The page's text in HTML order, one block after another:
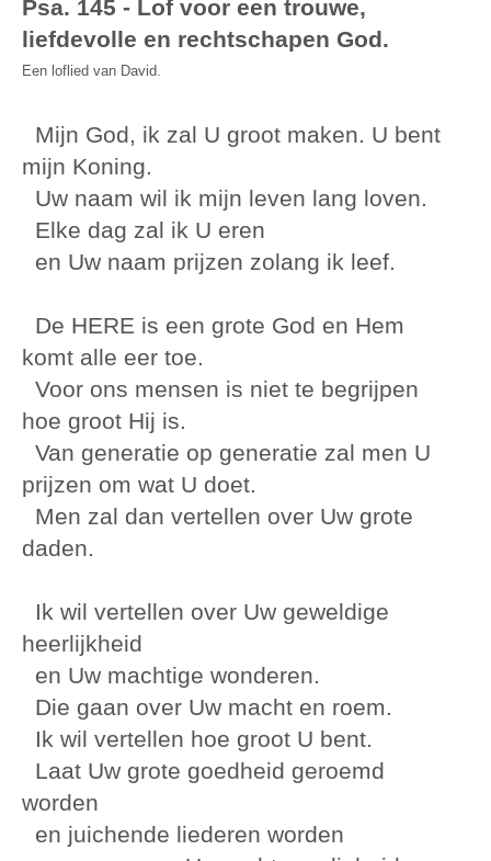
Psa. 145 - Lof voor een trouwe,
liefdevolle en rechtschapen God.
Een loflied van David.
Mijn God, ik zal U groot maken. U bent
mijn Koning.
Uw naam wil ik mijn leven lang loven.
Elke dag zal ik U eren
en Uw naam prijzen zolang ik leef.
De HERE is een grote God en Hem
komt alle eer toe.
Voor ons mensen is niet te begrijpen
hoe groot Hij is.
Van generatie op generatie zal men U
prijzen om wat U doet.
Men zal dan vertellen over Uw grote
daden.
Ik wil vertellen over Uw geweldige
heerlijkheid
en Uw machtige wonderen.
Die gaan over Uw macht en roem.
Ik wil vertellen hoe groot U bent.
Laat Uw grote goedheid geroemd
worden
en juichende liederen worden